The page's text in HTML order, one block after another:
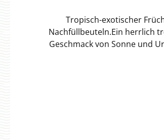
Tropisch-exotischer
Nachfüllbeuteln.Ein herrlich
Geschmack von Sonne und Urlaub in